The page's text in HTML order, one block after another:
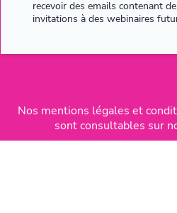
recevoir des emails contenant
invitations à des webinaires
Nos mentions légales et
sont consultables sur